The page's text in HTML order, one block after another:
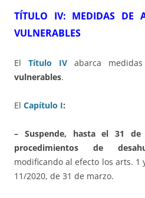
TÍTULO IV: MEDIDAS DE
VULNERABLES
El Título IV abarca
vulnerables.
El Capítulo I:
– Suspende, hasta el 31
procedimientos de
modificando al efecto los arts. 1
11/2020, de 31 de marzo.